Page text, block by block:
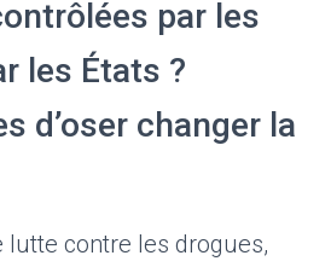
par les
les États ?
d’oser changer la
lutte contre les drogues,